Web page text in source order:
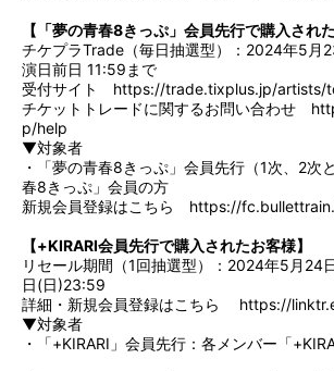
【「夢の青春8きっぷ」会員先行で購入された
チケプラTrade（毎日抽選型）：2024年5月
演日前日 11:59まで
受付サイト https://trade.tixplus.jp/artists/
チケットトレードに関するお問い合わせ
p/help
▼対象者
・「夢の青春8きっぷ」会員先行（1次、2次
春8きっぷ」会員の方
新規会員登録はこちら https://
【+KIRARI会員先行で購入されたお客様】
リセール期間（1回抽選型）：2024年5月24
日(日)23:59
詳細・新規会員登録はこちら https://
▼対象者
・「+KIRARI」会員先行：各メンバー「